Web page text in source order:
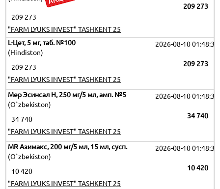
209 273
209 273
"FARM LYUKS INVEST" TASHKENT 25
L-Цет, 5 мг, таб. №100
(Hindiston)
2026-08-10 01:48:35
209 273
209 273
"FARM LYUKS INVEST" TASHKENT 25
Мер Эсинсал H, 250 мг/5 мл, амп. №5
(O`zbekiston)
2026-08-10 01:48:35
34 740
34 740
"FARM LYUKS INVEST" TASHKENT 25
MR Азимакс, 200 мг/5 мл, 15 мл, сусп.
(O`zbekiston)
2026-08-10 01:48:35
10 420
10 420
"FARM LYUKS INVEST" TASHKENT 25